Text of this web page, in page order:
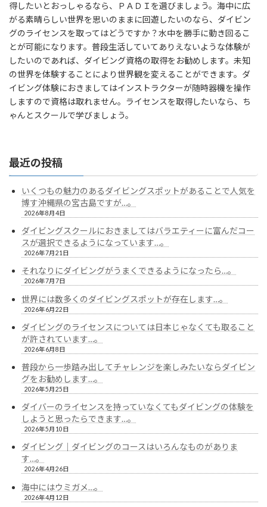
得したいとおっしゃるなら、ＰＡＤＩを選びましょう。海中に広
がる素晴らしい世界を思いのままに回遊したいのなら、ダイビン
グのライセンスを取ってはどうですか？水中を勝手に動き回るこ
とが可能になります。普段生活していてありえないような体験が
したいのであれば、ダイビング資格の取得をお勧めします。未知
の世界を体験することにより世界観を変えることができます。ダ
イビング体験におきましてはインストラクターが随時器機を操作
しますので資格は取れません。ライセンスを取得したいなら、ち
ゃんとスクールで学びましょう。
最近の投稿
いくつもの魅力のあるダイビングスポットがあることで人気を
博す沖縄県の宮古島ですが…。
2026年8月4日
ダイビングスクールにおきましてはバラエティーに富んだコー
スが選択できるようになっています…。
2026年7月21日
それなりにダイビングがうまくできるようになったら…。
2026年7月7日
世界には数多くのダイビングスポットが存在します…。
2026年6月22日
ダイビングのライセンスについては日本じゃなくても取ること
が許されています…。
2026年6月8日
普段から一歩踏み出してチャレンジを楽しみたいならダイビン
グをお勧めします…。
2026年5月25日
ダイバーのライセンスを持っていなくてもダイビングの体験を
しようと思ったらできます…。
2026年5月10日
ダイビング｜ダイビングのコースはいろんなものがありま
す…。
2026年4月26日
海中にはウミガメ…。
2026年4月12日